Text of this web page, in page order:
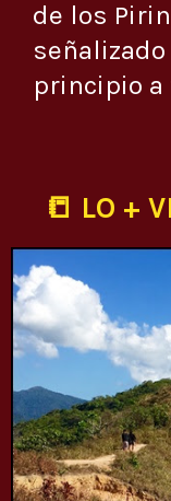
de los
principio a
📒 LO +